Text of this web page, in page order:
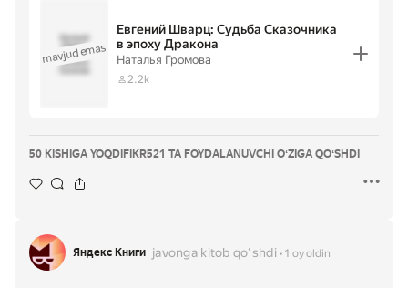
Евгений
Шварц:
Судьба
Сказочника в
·
Наталья
mavjud emas
Евгений Шварц: Судьба Сказочника
в эпоху Дракона
Наталья Громова
2.2k
50 KISHIGA YOQDI FIKR521 TA FOYDALANUVCHI OʻZIGA QOʻSHDI
Яндекс Книги javonga kitob qoʻshdi 1 oy oldin